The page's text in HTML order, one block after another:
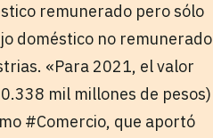
remunerado pero sólo
doméstico no remunerado
«Para 2021, el valor
mil millones de pesos)
#Comercio, que aportó